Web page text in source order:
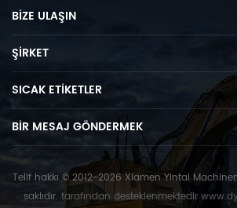
BIZE ULAŞIN
ŞIRKET
SICAK ETIKETLER
BIR MESAJ GÖNDERMEK
Telif hakkı © 2012-2026 Xiamen Yintai
saklıdır. tarafından desteklenmektedir